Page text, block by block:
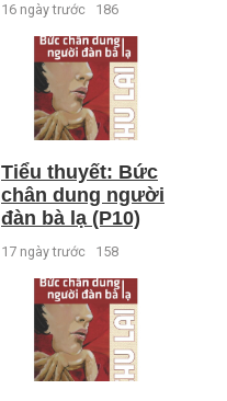
16 ngày trước 186
Tiểu thuyết: Bức
chân dung người
đàn bà lạ (P10)
17 ngày trước 158